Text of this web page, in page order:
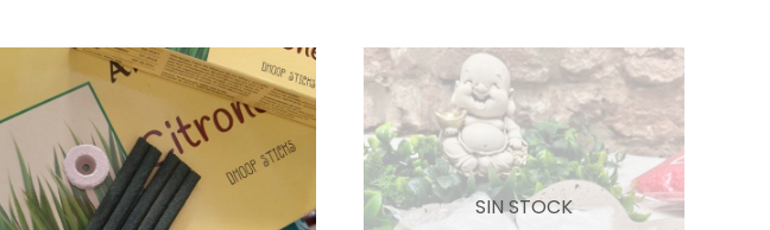
SIN STOCK